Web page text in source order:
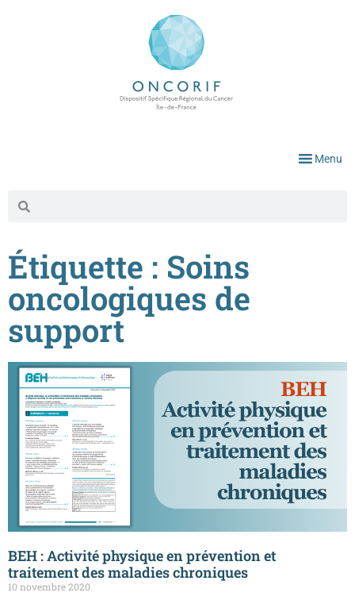
Menu
Étiquette : Soins
oncologiques de
support
BEH : Activité physique en prévention et
traitement des maladies chroniques
10 novembre 2020